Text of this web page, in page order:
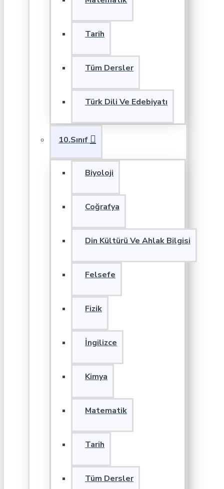
Tarih
Tüm Dersler
Türk Dili Ve Edebiyatı
10.Sınıf
Biyoloji
Coğrafya
Din Kültürü Ve Ahlak Bilgisi
Felsefe
Fizik
İngilizce
Kimya
Matematik
Tarih
Tüm Dersler